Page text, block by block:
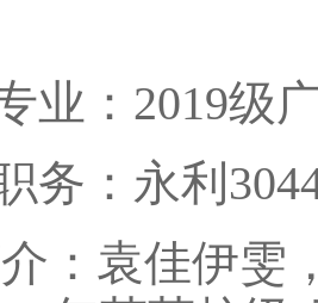
业：2019级
务：永利
：袁佳伊雯